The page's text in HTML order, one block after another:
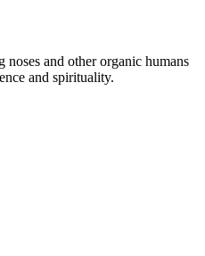
noses and other organic humans
and spirituality.